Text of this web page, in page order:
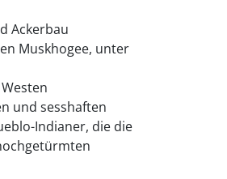
Ackerbau
Muskhogee, unter
und sesshaften
Indianer, die die